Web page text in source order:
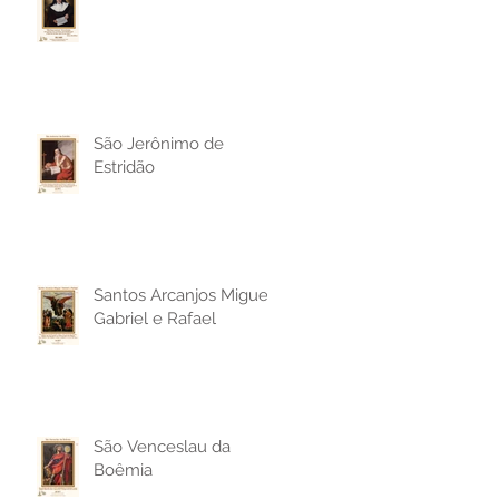
São Jerônimo de
Estridão
Santos Arcanjos Miguel,
Gabriel e Rafael
São Venceslau da
Boêmia